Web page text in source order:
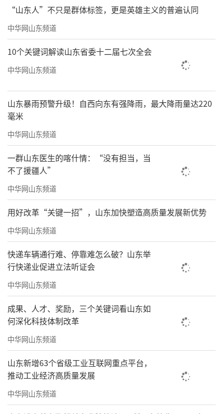
岛面向AI单人创业者打造的统一线上公共服务平
台。自2026年1月正式上线后，核心主平台依
托“柠檬豆”AI工厂构建了数据治理、模型训推
等四大功能板块，服务全市所有区域。目前，
PC专业孵化载体，它们无异于“共享研发
部”：
创业者不需要从零开始造轮子，而是可以
站在平台的肩膀上。墨纳森就是借力平台
把“船厂老师傅30年的经验”快速转化为故障
诊断模型。这种“从场景中来、到问题中
去”的效率，是分散的创业环境无法比拟的。
崂山产研院孵化项目——青岛维莱具身智能
科技有限公司更具代表性。企业创始人孙夏涛
直言，选择青岛是因为有“理想的土壤”。这
个“土壤”包括但不限于：极其专业的法务支
“山东人”不只是群体标签，更是英雄主义的普遍认同
中华网山东频道
10个关键词解读山东省委十二届七次全会
中华网山东频道
山东暴雨预警升级！自西向东有强降雨，最大降雨量达220
毫米
中华网山东频道
一群山东医生的喀什情：“没有担当，当
不了援疆人”
中华网山东频道
用好改革“关键一招”，山东加快塑造高质量发展新优势
中华网山东频道
快递车辆通行难、停靠难怎么破？山东举
行快递业促进立法听证会
中华网山东频道
成果、人才、奖励，三个关键词看山东如
何深化科技体制改革
中华网山东频道
山东新增63个省级工业互联网重点平台，
推动工业经济高质量发展
中华网山东频道